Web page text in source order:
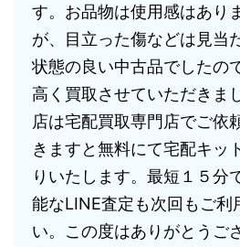
す。お品物は使用感はあり
が、目立った傷などは見当
状態の良い中古品でしたの
高く買取させていただきま
店は宅配買取専門店でご依
きますと無料にて宅配キッ
りいたします。最短１５分
能なLINE査定も次回もご利
い。この度はありがとうご